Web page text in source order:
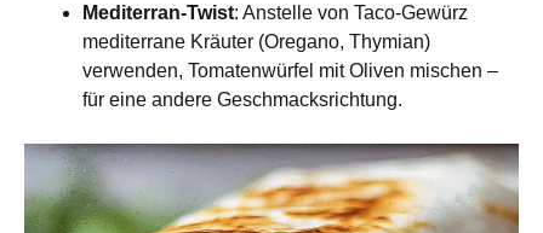
Mediterran-Twist: Anstelle von Taco-Gewürz
mediterrane Kräuter (Oregano, Thymian)
verwenden, Tomatenwürfel mit Oliven mischen –
für eine andere Geschmacksrichtung.